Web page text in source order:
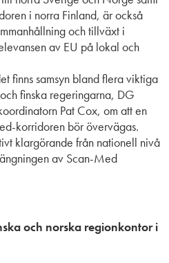
i norra Finland, är också
och tillväxt i
av EU på lokal och
finns samsyn bland flera viktiga
finska regeringarna, DG
Pat Cox, om att en
korridoren bör övervägas.
klargörande från nationell nivå
av Scan-Med
och norska regionkontor i